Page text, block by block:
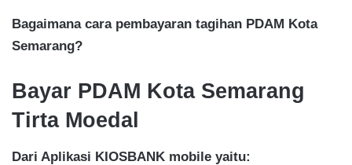
Bagaimana cara pembayaran tagihan PDAM Kota
Semarang?
Bayar PDAM Kota Semarang
Tirta Moedal
Dari Aplikasi KIOSBANK mobile yaitu: